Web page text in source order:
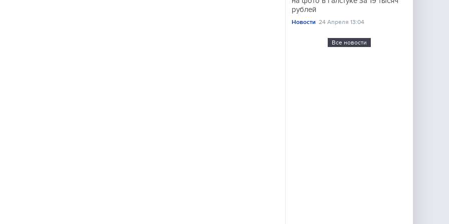
рублей
Новости 24 Апреля 13:04
Все новости